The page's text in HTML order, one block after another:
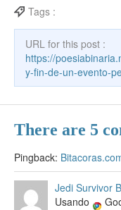
b
o
o
k
gr
a
m
a
m
e
dI
n
Tags :
URL for this post :
https://
y-fin-de-un-evento-
There are 5
Pingback:
Jedi Survivor
Usando